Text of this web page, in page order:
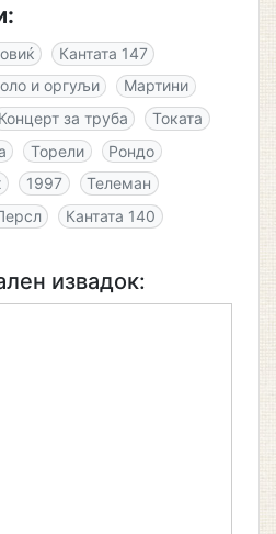
Кантата 147
и оргуљи
Мартини
Концерт за труба
Токата
Торели
Рондо
1997
Телеман
Кантата 140
извадок: